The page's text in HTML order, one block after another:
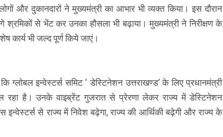
और दुकानदारों ने मुख्यमंत्री का आभार भी व्यक्त किया। इस दौरान
श्रमिकों से भेंट कर उनका हौसला भी बढ़ाया। मुख्यमंत्री ने निरीक्षण के
कार्य भी जल्द पूर्ण किये जाएं।
ग्लोबल इन्वेस्टर्स समिट ‘ डेस्टिनेशन उत्तराखण्ड’ के लिए प्रधानमंत्री
मिल रहा है। उनके वाइब्रेंट गुजरात से प्रेरणा लेकर राज्य में डेस्टिनेशन
से राज्य में निवेश बढ़ेगा, राज्य की आर्थिकी बढ़ेगी और राज्य के